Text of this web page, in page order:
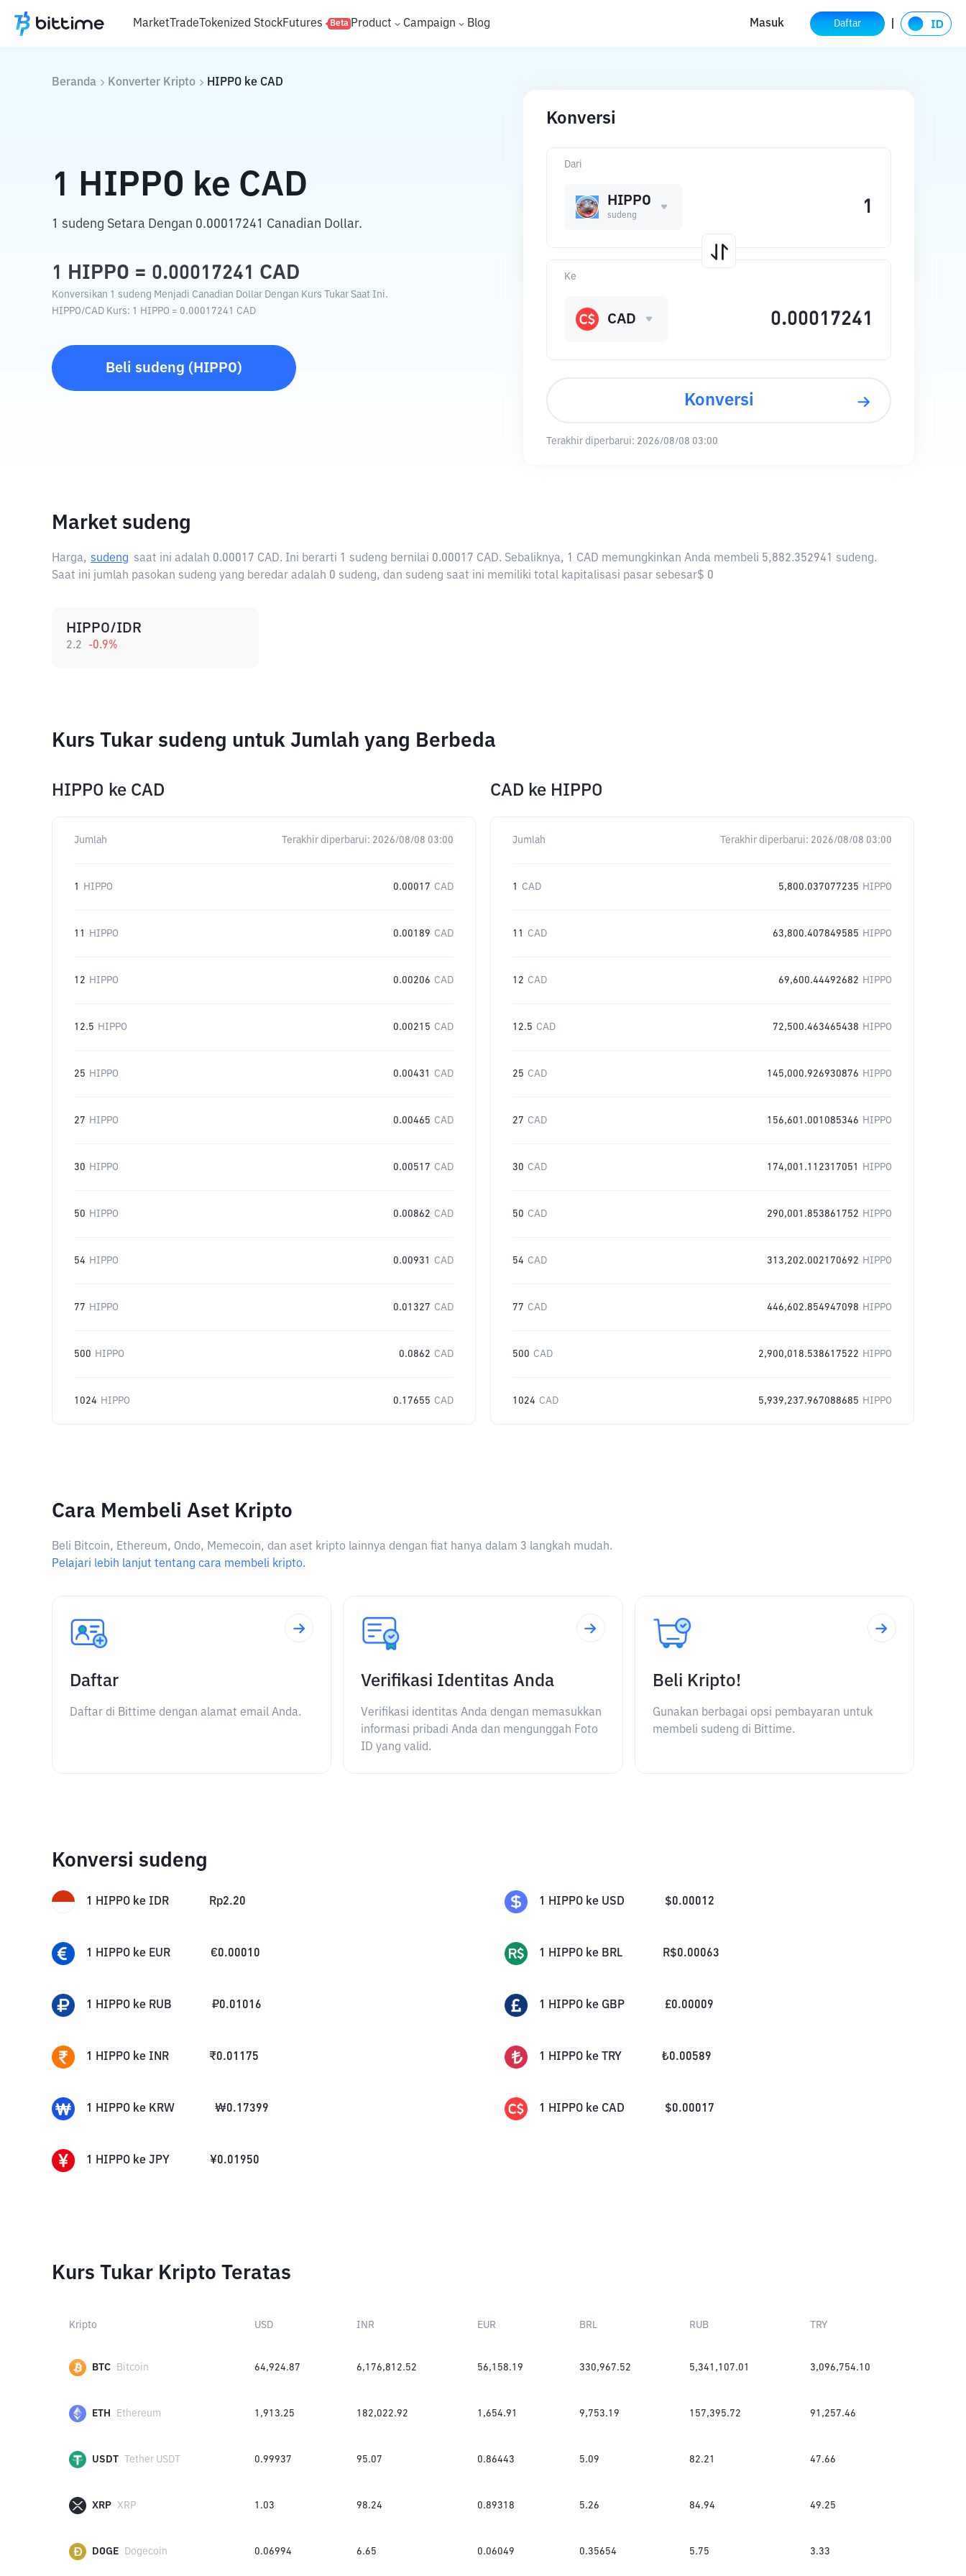
MarketTradeTokenized StockFutures Beta Product Campaign Blog Masuk Daftar
Beranda Konverter Kripto HIPPO ke CAD
1 HIPPO ke CAD
1 sudeng Setara Dengan 0.00017241 Canadian Dollar.
1 HIPPO = 0.00017241 CAD
Konversikan 1 sudeng Menjadi Canadian Dollar Dengan Kurs Tukar Saat Ini.
HIPPO/CAD Kurs: 1 HIPPO = 0.00017241 CAD
Beli sudeng ( HIPPO)
Konversi
Dari
HIPPO
sudeng
Ke
CAD
Konversi
Terakhir diperbarui: 2026/08/08 03:00
Market sudeng
Harga, sudeng saat ini adalah 0.00017 CAD. Ini berarti 1 sudeng bernilai 0.00017 CAD. Sebaliknya, 1 CAD memungkinkan Anda membeli 5,882.352941 sudeng.
Saat ini jumlah pasokan sudeng yang beredar adalah 0 sudeng, dan sudeng saat ini memiliki total kapitalisasi pasar sebesar$ 0
HIPPO/IDR
2.2 -0.9%
Kurs Tukar sudeng untuk Jumlah yang Berbeda
HIPPO ke CAD
Jumlah Terakhir diperbarui: 2026/08/08 03:00
1 HIPPO 0.00017 CAD
11 HIPPO 0.00189 CAD
12 HIPPO 0.00206 CAD
12.5 HIPPO 0.00215 CAD
25 HIPPO 0.00431 CAD
27 HIPPO 0.00465 CAD
30 HIPPO 0.00517 CAD
50 HIPPO 0.00862 CAD
54 HIPPO 0.00931 CAD
77 HIPPO 0.01327 CAD
500 HIPPO 0.0862 CAD
1024 HIPPO 0.17655 CAD
CAD ke HIPPO
Jumlah Terakhir diperbarui: 2026/08/08 03:00
1 CAD 5,800.037077235 HIPPO
11 CAD 63,800.407849585 HIPPO
12 CAD 69,600.44492682 HIPPO
12.5 CAD 72,500.463465438 HIPPO
25 CAD 145,000.926930876 HIPPO
27 CAD 156,601.001085346 HIPPO
30 CAD 174,001.112317051 HIPPO
50 CAD 290,001.853861752 HIPPO
54 CAD 313,202.002170692 HIPPO
77 CAD 446,602.854947098 HIPPO
500 CAD 2,900,018.538617522 HIPPO
1024 CAD 5,939,237.967088685 HIPPO
Cara Membeli Aset Kripto
Beli Bitcoin, Ethereum, Ondo, Memecoin, dan aset kripto lainnya dengan fiat hanya dalam 3 langkah mudah.
Pelajari lebih lanjut tentang cara membeli kripto.
Daftar
Daftar di Bittime dengan alamat email Anda.
Verifikasi Identitas Anda
Verifikasi identitas Anda dengan memasukkan
informasi pribadi Anda dan mengunggah Foto
ID yang valid.
Beli Kripto!
Gunakan berbagai opsi pembayaran untuk
membeli sudeng di Bittime.
Konversi sudeng
1 HIPPO ke IDR Rp2.20 1 HIPPO ke USD $0.00012
1 HIPPO ke EUR €0.00010 1 HIPPO ke BRL R$0.00063
1 HIPPO ke RUB ₽0.01016 1 HIPPO ke GBP £0.00009
1 HIPPO ke INR ₹0.01175 1 HIPPO ke TRY ₺0.00589
1 HIPPO ke KRW ₩0.17399 1 HIPPO ke CAD $0.00017
1 HIPPO ke JPY ¥0.01950
Kurs Tukar Kripto Teratas
Kripto USD INR EUR BRL RUB TRY
BTC Bitcoin 64,924.87 6,176,812.52 56,158.19 330,967.52 5,341,107.01 3,096,754.10
ETH Ethereum 1,913.25 182,022.92 1,654.91 9,753.19 157,395.72 91,257.46
USDT Tether USDT 0.99937 95.07 0.86443 5.09 82.21 47.66
XRP XRP 1.03 98.24 0.89318 5.26 84.94 49.25
DOGE Dogecoin 0.06994 6.65 0.06049 0.35654 5.75 3.33